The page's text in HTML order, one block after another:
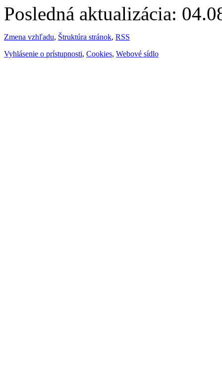
Posledná aktualizácia:
Zmena vzhľadu, Štruktúra stránok, RSS
Vyhlásenie o prístupnosti, Cookies, Webové sídlo